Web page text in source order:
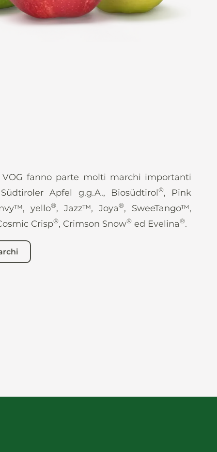
VOG fanno parte molti marchi importanti
Apfel g.g.A., Biosüdtirol®, Pink
yello®, Jazz™, Joya®, SweeTango™,
Crisp®, Crimson Snow®ed Evelina®.